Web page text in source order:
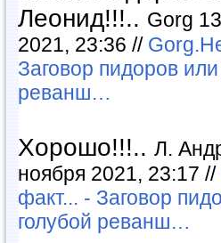
Леонид!!!.. Gorg
2021, 23:36 //
Заговор пидоров или
реванш…
Хорошо!!!.. Л.
ноября 2021, 23:17 //
факт... - Заговор
голубой реванш…